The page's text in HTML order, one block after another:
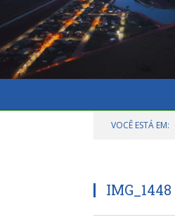
VOCÊ ESTÁ EM:
IMG_1448